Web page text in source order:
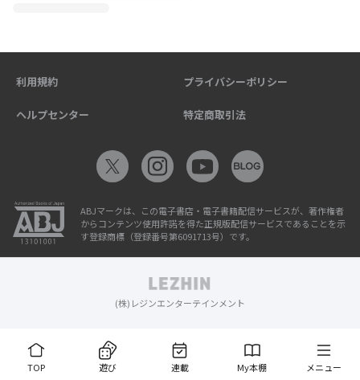
TOP 遊び 連載 My本棚 メニュー
利用規約 プライバシーポリシー
ヘルプセンター 特定商取引法
ABJマークは、この電子書店・電子書籍配信サービスが、著作権者
からコンテンツ使用許諾を得た正規版配信サービスであることを示
す登録商標（登録番号第6091713号）です。
(株)レジンエンターテインメント